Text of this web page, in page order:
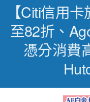
【Citi信用
至82折、
憑分消費